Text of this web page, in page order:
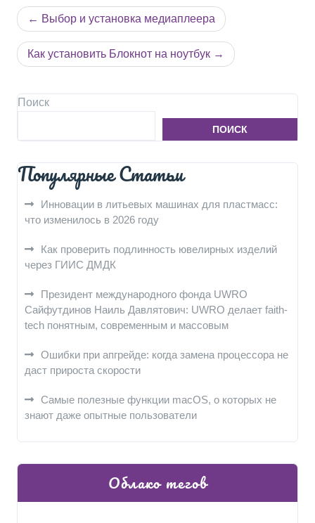
Навигация
по
записям
Выбор и установка медиаплеера
Как установить Блокнот на ноутбук
Поиск
ПОИСК
Популярные Статьи
Инновации в литьевых машинах для пластмасс:
что изменилось в 2026 году
Как проверить подлинность ювелирных изделий
через ГИИС ДМДК
Президент международного фонда UWRO
Сайфутдинов Наиль Давлятович: UWRO делает faith-
tech понятным, современным и массовым
Ошибки при апгрейде: когда замена процессора не
даст прироста скорости
Самые полезные функции macOS, о которых не
знают даже опытные пользователи
Облако тегов